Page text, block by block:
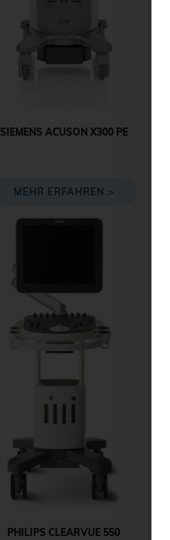
SIEMENS ACUSON X300 PE
MEHR ERFAHREN >
PHILIPS CLEARVUE 550